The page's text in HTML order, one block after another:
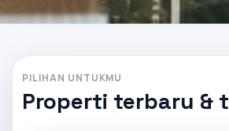
PILIHAN UNTUKMU
Properti terbaru &